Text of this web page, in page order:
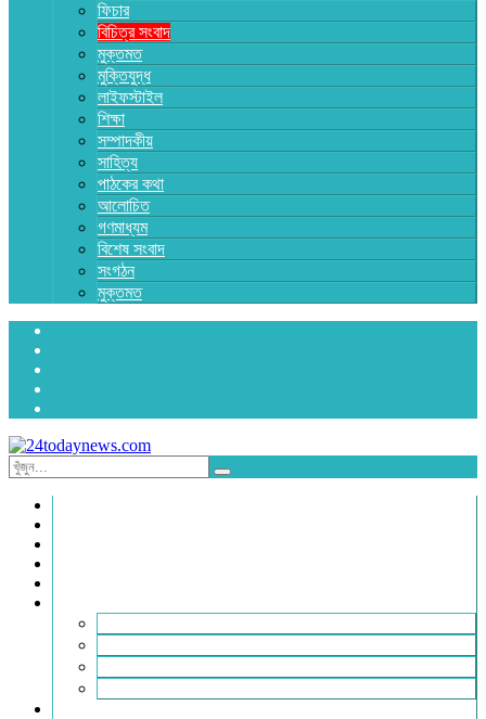
ফিচার
বিচিত্র সংবাদ
মুক্তমত
মুক্তিযুদ্ধ
লাইফস্টাইল
শিক্ষা
সম্পাদকীয়
সাহিত্য
পাঠকের কথা
আলোচিত
গণমাধ্যম
বিশেষ সংবাদ
সংগঠন
মুক্তমত